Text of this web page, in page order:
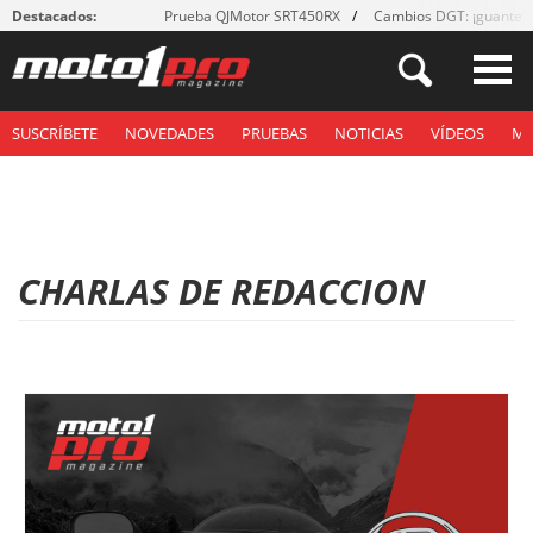
Destacados: Prueba QJMotor SRT450RX Cambios DGT: ¡guantes!
SUSCRÍBETE NOVEDADES PRUEBAS NOTICIAS VÍDEOS
CHARLAS DE REDACCION